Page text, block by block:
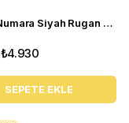
Büyük Numara Siyah Rugan Erkek Klasik Ayakkabı NV1088
₺4.930
SEPETE EKLE